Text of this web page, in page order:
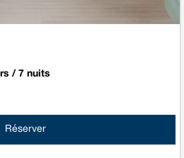
/ 7 nuits
Réserver